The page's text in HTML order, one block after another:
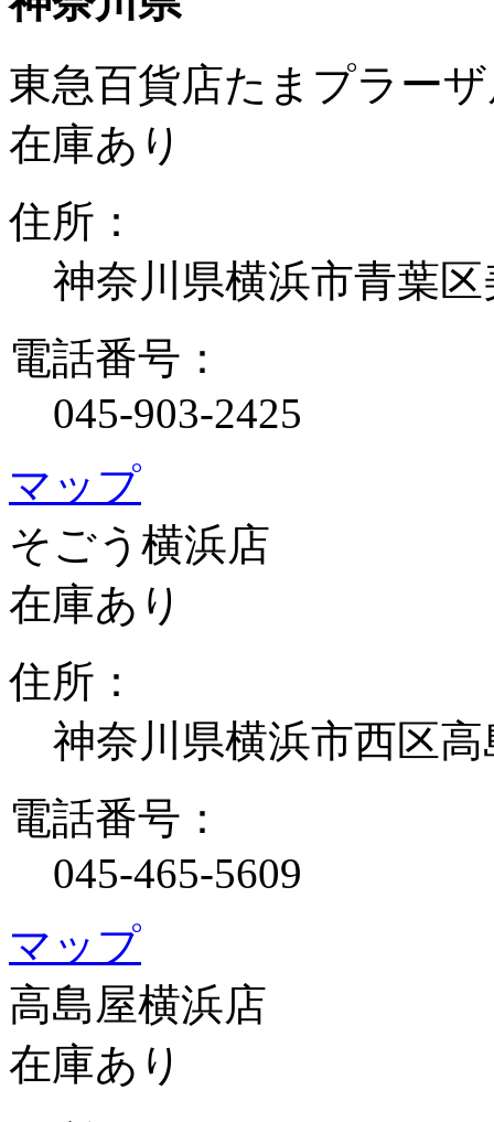
東急百貨店たまプラー
在庫あり
住所：
神奈川県横浜市青葉
電話番号：
045-903-2425
マップ
そごう横浜店
在庫あり
住所：
神奈川県横浜市西区
電話番号：
045-465-5609
マップ
高島屋横浜店
在庫あり